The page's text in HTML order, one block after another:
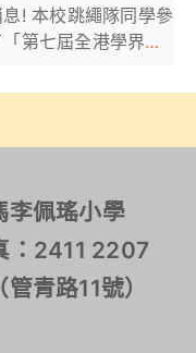
! 本校跳繩隊同學參
第七屆全港學界跳
表演盃獲得甲等
項。我校同學能在
！
李佩瑤小學
2411 2207
（管青路11號）